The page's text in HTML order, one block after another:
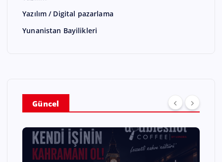
Yazılım / Digital pazarlama
Yunanistan Bayilikleri
Güncel